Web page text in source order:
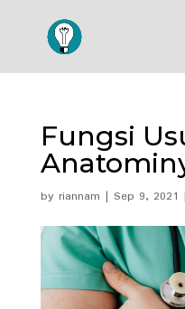
Fungsi
by riannam | Sep 9, 2021 |